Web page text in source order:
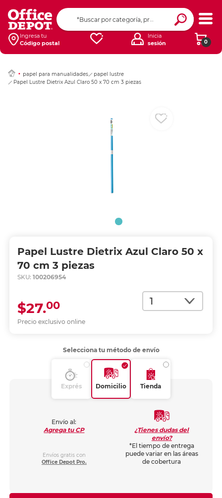
Ingresa tu
Código postal
0
Inicia
sesión
papel para manualidades
papel lustre
Papel Lustre Dietrix Azul Claro 50 x 70 cm 3 piezas
Papel Lustre Dietrix Azul Claro 50 x
70 cm 3 piezas
SKU: 100206954
Cantidad
Precio exclusivo online
$27.00
Ingresar Codigo
Selecciona tu método de envío
Exprés Domicilio Tienda
Envío al:
Agrega tu CP
Envíos gratis con
Office Depot Pro.
¿Tienes dudas del
envío?
*El tiempo de entrega
puede variar en las áreas
de cobertura